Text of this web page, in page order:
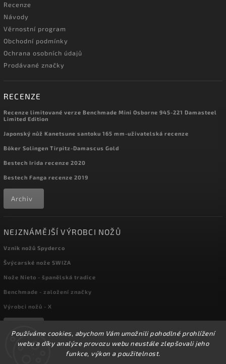
Používáme cookies, abychom Vám umožnili pohodlné prohlížení
webu a díky analýze provozu webu neustále zlepšovali jeho
funkce, výkon a použitelnost.
☀️Ve dnech 3-14.8 2026 máme zavřeno z důvodu
Recenze
Návody
Věrnostní program
Obchodní podmínky
Ochrana osobních údajů
Prodávané značky
RECENZE
Recenze limitované verze Benchmade Mini Osborne 945-221 Damasteel
Limited Edition
Japonský nůž Kanetsune santoku 165 mm-uživatelská recenze
Böker Solingen Tirpitz-Damascus Gold
Bestech Irida recenze 2020
Bestech Fanga recenze 2019
Archiv
NEJZNÁMĚJŠÍ VÝROBCI NOŽŮ
Vznik nožů Spyderco
Švýcarské nože SWIZA
Nože Nieto - španělská tradice
Benchmade - založení značky
Výrobci nožů - X
kapesni-noze.cz